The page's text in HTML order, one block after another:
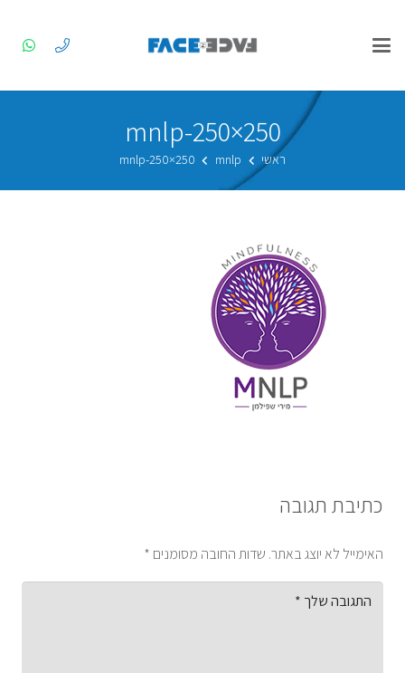
mnlp-250×250
ראשי mnlp
mnlp-250×250
כתיבת תגובה
האימייל לא יוצג באתר. שדות החובה מסומנים *